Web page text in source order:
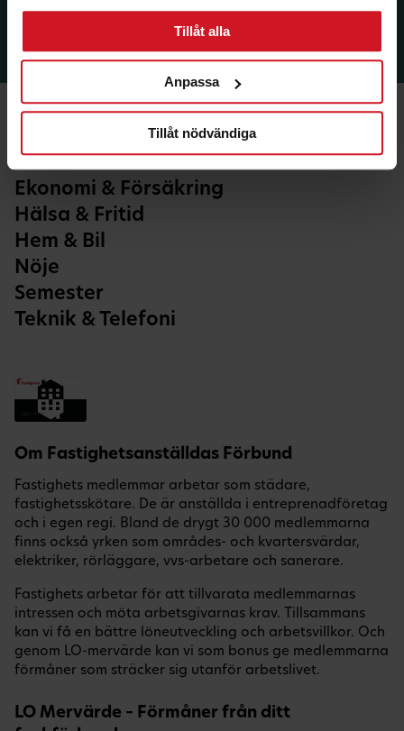
Tillåt alla
Anpassa
Tillåt nödvändiga
Ekonomi & Försäkring
Hälsa & Fritid
Hem & Bil
Nöje
Semester
Teknik & Telefoni
Om Fastighetsanställdas Förbund
Fastighets medlemmar arbetar som städare,
fastighetsskötare. De är anställda i entreprenadföretag
och i egen regi. Bland de drygt 30 000 medlemmarna
finns också yrken som områdes- och kvartersvärdar,
elektriker, rörläggare, vvs-arbetare och sanerare.
Fastighets arbetar för att tillvarata medlemmarnas
intressen och möta arbetsgivarnas krav. Tillsammans
kan vi få en bättre löneutveckling och arbetsvillkor. Och
genom LO-mervärde kan vi som bonus ge medlemmarna
förmåner som sträcker sig utanför arbetslivet.
LO Mervärde – Förmåner från ditt